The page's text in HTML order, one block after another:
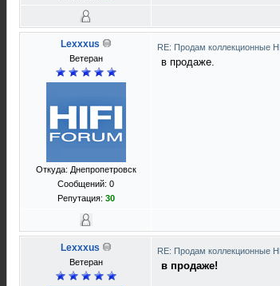
Lexxxus
Ветеран
Откуда: Днепропетровск
Сообщений: 0
Репутация: 30
RE: Продам коллекционные
в продаже.
Lexxxus
Ветеран
RE: Продам коллекционные
в продаже!